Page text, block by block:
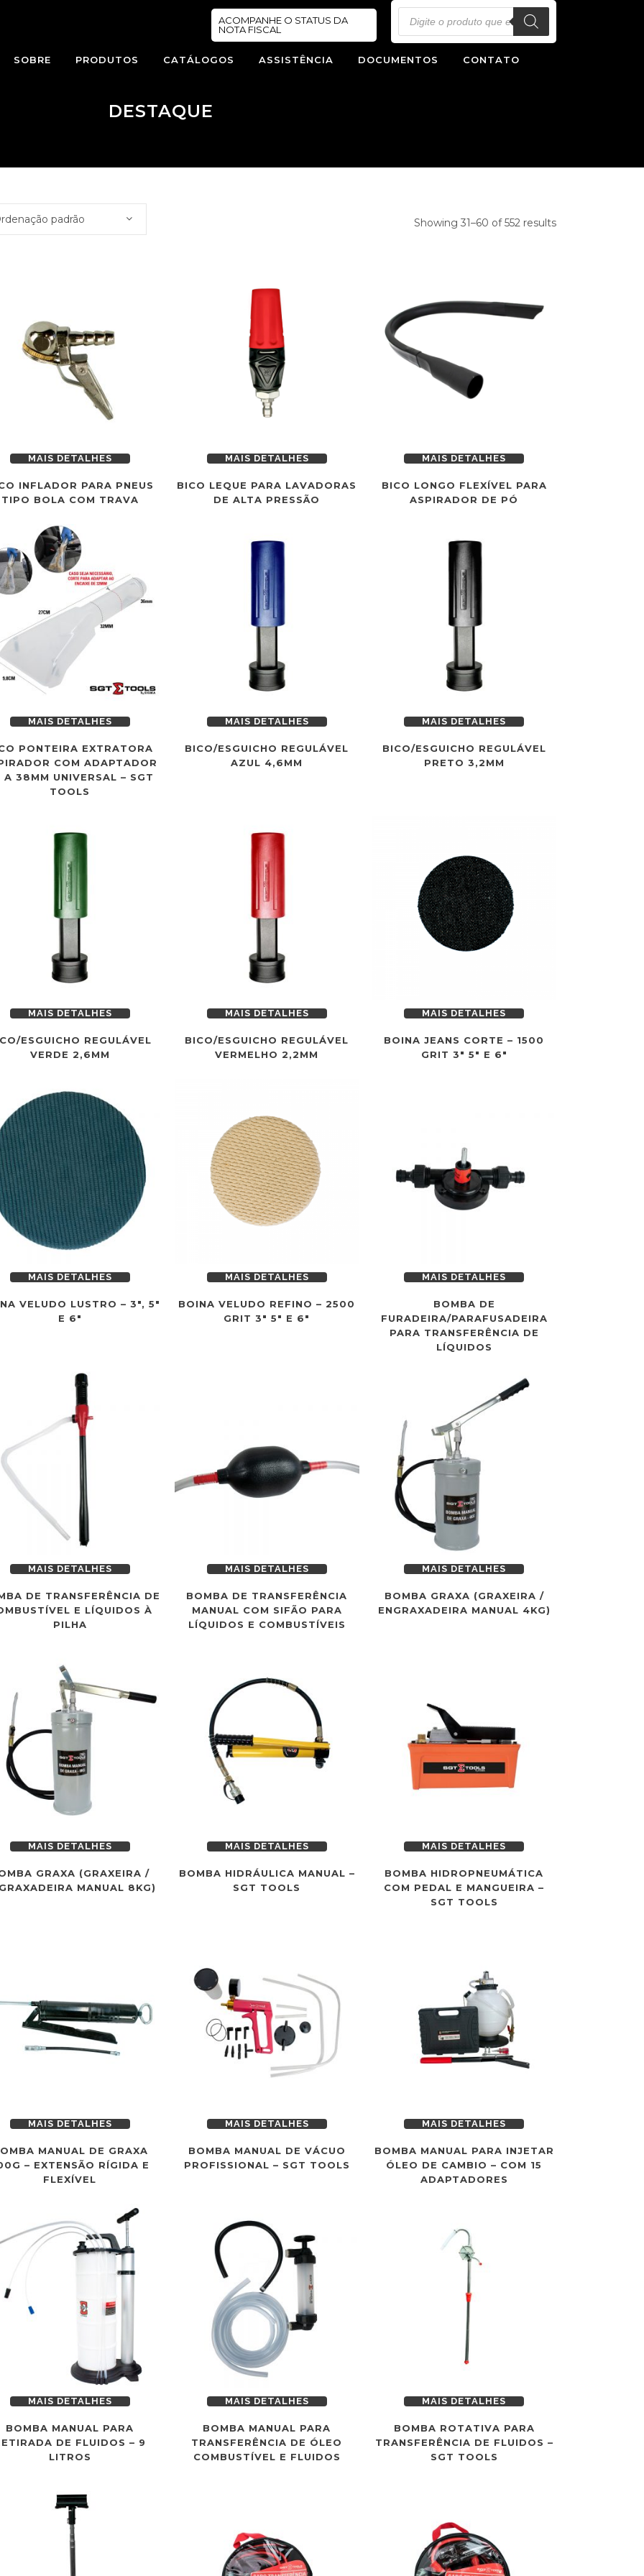
ACOMPANHE O STATUS DA
NOTA FISCAL
Pesquisar
produtos
SOBRE PRODUTOS CATÁLOGOS ASSISTÊNCIA DOCUMENTOS CONTATO
DESTAQUE
Showing 31–60 of 552 results
padrão
MAIS DETALHES
INFLADOR PARA PNEUS
TIPO BOLA COM TRAVA
MAIS DETALHES
BICO LEQUE PARA LAVADORAS
DE ALTA PRESSÃO
MAIS DETALHES
BICO LONGO FLEXÍVEL PARA
ASPIRADOR DE PÓ
MAIS DETALHES
PONTEIRA EXTRATORA
COM ADAPTADOR
A 38MM UNIVERSAL – SGT
TOOLS
MAIS DETALHES
BICO/ESGUICHO REGULÁVEL
AZUL 4,6MM
MAIS DETALHES
BICO/ESGUICHO REGULÁVEL
PRETO 3,2MM
MAIS DETALHES
ESGUICHO REGULÁVEL
VERDE 2,6MM
MAIS DETALHES
BICO/ESGUICHO REGULÁVEL
VERMELHO 2,2MM
MAIS DETALHES
BOINA JEANS CORTE – 1500
GRIT 3″ 5″ E 6″
MAIS DETALHES
VELUDO LUSTRO – 3″, 5″
E 6″
MAIS DETALHES
BOINA VELUDO REFINO – 2500
GRIT 3″ 5″ E 6″
MAIS DETALHES
BOMBA DE
FURADEIRA/PARAFUSADEIRA
PARA TRANSFERÊNCIA DE
LÍQUIDOS
MAIS DETALHES
DE TRANSFERÊNCIA DE
E LÍQUIDOS À
PILHA
MAIS DETALHES
BOMBA DE TRANSFERÊNCIA
MANUAL COM SIFÃO PARA
LÍQUIDOS E COMBUSTÍVEIS
MAIS DETALHES
BOMBA GRAXA (GRAXEIRA /
ENGRAXADEIRA MANUAL 4KG)
MAIS DETALHES
GRAXA (GRAXEIRA /
MANUAL 8KG)
MAIS DETALHES
BOMBA HIDRÁULICA MANUAL –
SGT TOOLS
MAIS DETALHES
BOMBA HIDROPNEUMÁTICA
COM PEDAL E MANGUEIRA –
SGT TOOLS
MAIS DETALHES
MANUAL DE GRAXA
– EXTENSÃO RÍGIDA E
FLEXÍVEL
MAIS DETALHES
BOMBA MANUAL DE VÁCUO
PROFISSIONAL – SGT TOOLS
MAIS DETALHES
BOMBA MANUAL PARA INJETAR
ÓLEO DE CAMBIO – COM 15
ADAPTADORES
MAIS DETALHES
BOMBA MANUAL PARA
DE FLUIDOS – 9
LITROS
MAIS DETALHES
BOMBA MANUAL PARA
TRANSFERÊNCIA DE ÓLEO
COMBUSTÍVEL E FLUIDOS
MAIS DETALHES
BOMBA ROTATIVA PARA
TRANSFERÊNCIA DE FLUIDOS –
SGT TOOLS